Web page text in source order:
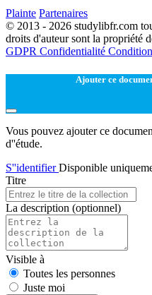
Plainte Partenaires
© 2013 - 2026 studylibfr.com
droits d'auteur sont la propriété
GDPR Confidentialité
Ajouter ce
Vous pouvez ajouter ce
d''étude.
S''identifierDisponible
Titre
La description (optionnel)
Visible à
Toutes les personnes
Juste moi